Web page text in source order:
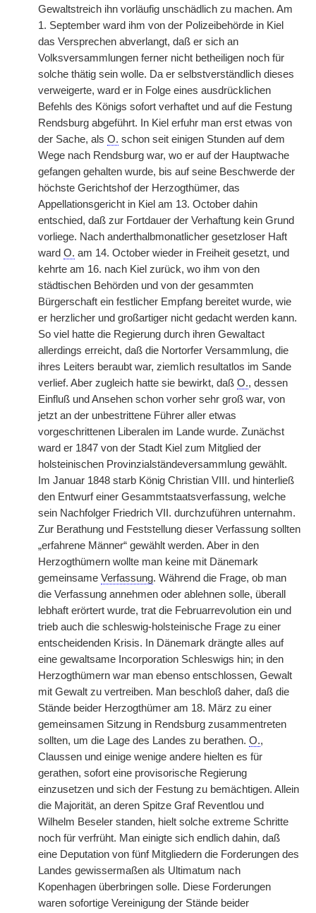
Gewaltstreich ihn vorläufig unschädlich zu machen. Am
1. September ward ihm von der Polizeibehörde in Kiel
das Versprechen abverlangt, daß er sich an
Volksversammlungen ferner nicht betheiligen noch für
solche thätig sein wolle. Da er selbstverständlich dieses
verweigerte, ward er in Folge eines ausdrücklichen
Befehls des Königs sofort verhaftet und auf die Festung
Rendsburg abgeführt. In Kiel erfuhr man erst etwas von
der Sache, als O. schon seit einigen Stunden auf dem
Wege nach Rendsburg war, wo er auf der Hauptwache
gefangen gehalten wurde, bis auf seine Beschwerde der
höchste Gerichtshof der Herzogthümer, das
Appellationsgericht in Kiel am 13. October dahin
entschied, daß zur Fortdauer der Verhaftung kein Grund
vorliege. Nach anderthalbmonatlicher gesetzloser Haft
ward O. am 14. October wieder in Freiheit gesetzt, und
kehrte am 16. nach Kiel zurück, wo ihm von den
städtischen Behörden und von der gesammten
Bürgerschaft ein festlicher Empfang bereitet wurde, wie
er herzlicher und großartiger nicht gedacht werden kann.
So viel hatte die Regierung durch ihren Gewaltact
allerdings erreicht, daß die Nortorfer Versammlung, die
ihres Leiters beraubt war, ziemlich resultatlos im Sande
verlief. Aber zugleich hatte sie bewirkt, daß O., dessen
Einfluß und Ansehen schon vorher sehr groß war, von
jetzt an der unbestrittene Führer aller etwas
vorgeschrittenen Liberalen im Lande wurde. Zunächst
ward er 1847 von der Stadt Kiel zum Mitglied der
holsteinischen Provinzialständeversammlung gewählt.
Im Januar 1848 starb König Christian VIII. und hinterließ
den Entwurf einer Gesammtstaatsverfassung, welche
sein Nachfolger Friedrich VII. durchzuführen unternahm.
Zur Berathung und Feststellung dieser Verfassung sollten
„erfahrene Männer“ gewählt werden. Aber in den
Herzogthümern wollte man keine mit Dänemark
gemeinsame Verfassung. Während die Frage, ob man
die Verfassung annehmen oder ablehnen solle, überall
lebhaft erörtert wurde, trat die Februarrevolution ein und
trieb auch die schleswig-holsteinische Frage zu einer
entscheidenden Krisis. In Dänemark drängte alles auf
eine gewaltsame Incorporation Schleswigs hin; in den
Herzogthümern war man ebenso entschlossen, Gewalt
mit Gewalt zu vertreiben. Man beschloß daher, daß die
Stände beider Herzogthümer am 18. März zu einer
gemeinsamen Sitzung in Rendsburg zusammentreten
sollten, um die Lage des Landes zu berathen. O.,
Claussen und einige wenige andere hielten es für
gerathen, sofort eine provisorische Regierung
einzusetzen und sich der Festung zu bemächtigen. Allein
die Majorität, an deren Spitze Graf Reventlou und
Wilhelm Beseler standen, hielt solche extreme Schritte
noch für verfrüht. Man einigte sich endlich dahin, daß
eine Deputation von fünf Mitgliedern die Forderungen des
Landes gewissermaßen als Ultimatum nach
Kopenhagen überbringen solle. Diese Forderungen
waren sofortige Vereinigung der Stände beider